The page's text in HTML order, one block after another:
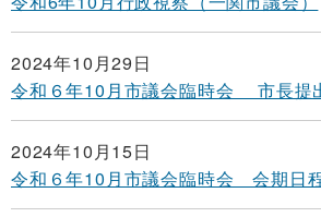
2024年10月29日
令和６年10月市議会臨時会 市長提
2024年10月15日
令和６年10月市議会臨時会 会期日